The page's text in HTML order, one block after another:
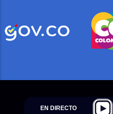
EN DIRECTO